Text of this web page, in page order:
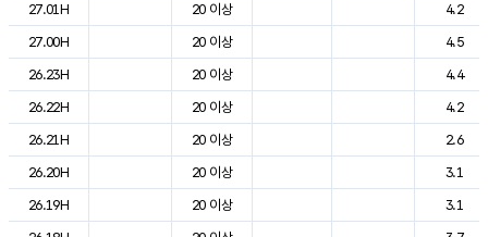
27.01H
20 이상
4.2
27.00H
20 이상
4.5
26.23H
20 이상
4.4
26.22H
20 이상
4.2
26.21H
20 이상
2.6
26.20H
20 이상
3.1
26.19H
20 이상
3.1